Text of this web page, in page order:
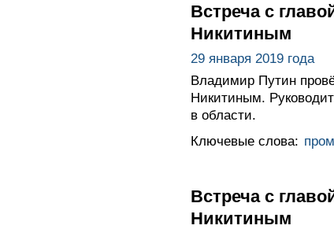
Встреча с
Никитиным
29 января 2019 года
Владимир Путин
Никитиным.
в области.
Ключевые слова:
Встреча с
Никитиным